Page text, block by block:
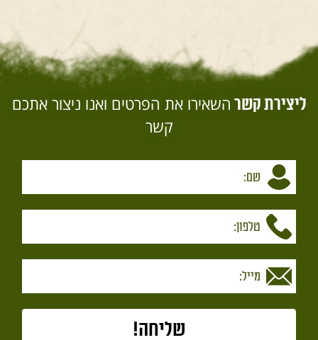
ליצירת קשר השאירו את הפרטים ואנו ניצור אתכם
קשר